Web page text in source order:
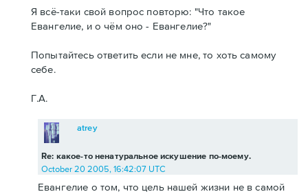
Я всё-таки свой вопрос повторю: "Что такое
Евангелие, и о чём оно - Евангелие?"
Попытайтесь ответить если не мне, то хоть самому
себе.
Г.А.
Re: какое-то ненатуральное искушение по-моему.
atrey
October 20 2005, 16:42:07 UTC
Евангелие о том, что цель нашей жизни не в самой